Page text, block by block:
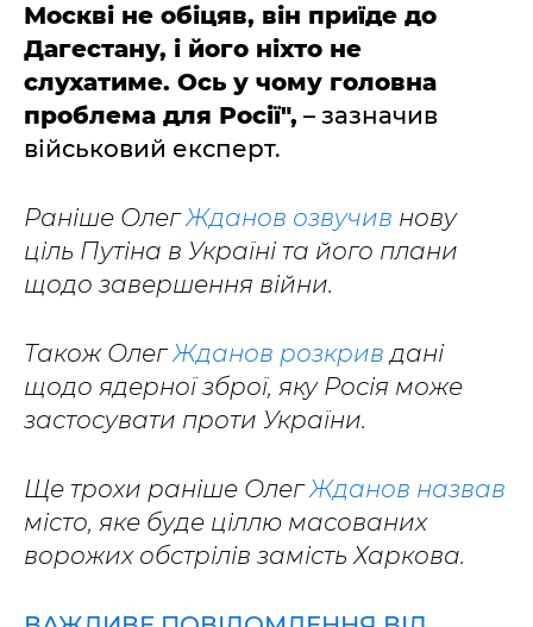
Москві не обіцяв, він приїде до
Дагестану, і його ніхто не
слухатиме. Ось у чому головна
проблема для Росії", – зазначив
військовий експерт.
Раніше ОлегЖданов озвучив нову
ціль Путіна в Україні та його плани
щодо завершення війни.
Також ОлегЖданов розкрив дані
щодо ядерної зброї, яку Росія може
застосувати проти України.
Ще трохи раніше ОлегЖданов назвав
місто, яке буде ціллю масованих
ворожих обстрілів замість Харкова.